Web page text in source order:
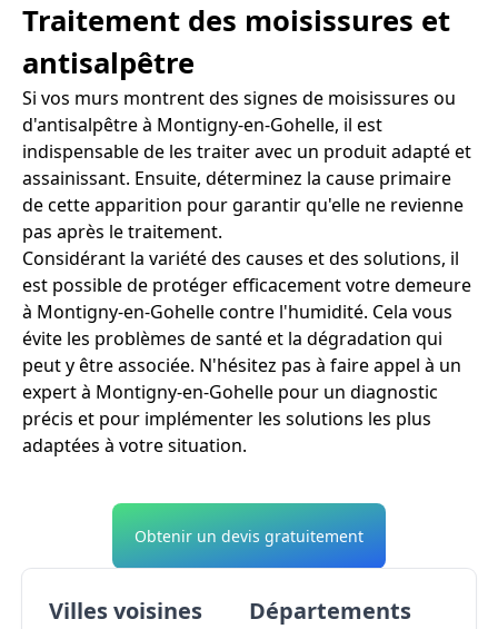
Traitement des moisissures et
antisalpêtre
Si vos murs montrent des signes de moisissures ou
d'antisalpêtre à Montigny-en-Gohelle, il est
indispensable de les traiter avec un produit adapté et
assainissant. Ensuite, déterminez la cause primaire
de cette apparition pour garantir qu'elle ne revienne
pas après le traitement.
Considérant la variété des causes et des solutions, il
est possible de protéger efficacement votre demeure
à Montigny-en-Gohelle contre l'humidité. Cela vous
évite les problèmes de santé et la dégradation qui
peut y être associée. N'hésitez pas à faire appel à un
expert à Montigny-en-Gohelle pour un diagnostic
précis et pour implémenter les solutions les plus
adaptées à votre situation.
Obtenir un devis gratuitement
Villes voisines Départements